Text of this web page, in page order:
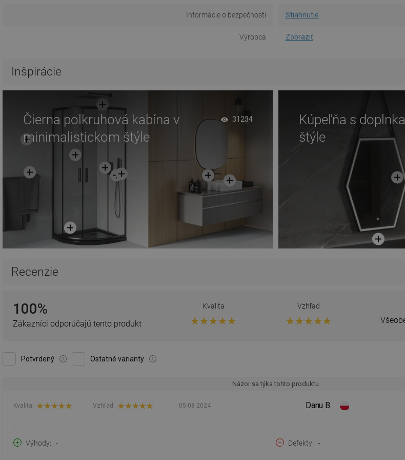
Informácie o bezpečnosti Stiahnutie
Výrobca Zobraziť
Inšpirácie
Čierna polkruhová kabína v
minimalistickom štýle
31234
Kúpeľňa s
štýle
Recenzie
100%
Zákazníci odporúčajú tento produkt
Kvalita Vzhľad
Potvrdený Ostatné varianty
Názor sa týka tohto produktu
Danu B.
05-08-2024
Kvalita: Vzhľad:
-
Výhody
- Defekty -